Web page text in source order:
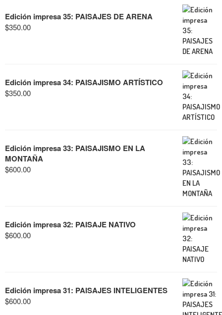
Edición impresa 35: PAISAJES DE ARENA
$350.00
Edición impresa 34: PAISAJISMO ARTÍSTICO
$350.00
Edición impresa 33: PAISAJISMO EN LA
MONTAÑA
$600.00
Edición impresa 32: PAISAJE NATIVO
$600.00
Edición impresa 31: PAISAJES INTELIGENTES
$600.00